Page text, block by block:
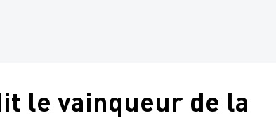
le vainqueur de la